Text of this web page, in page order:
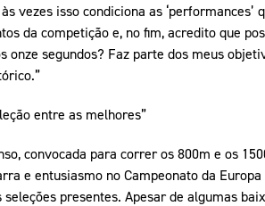
vezes isso condiciona as ‘performances’
da competição e, no fim, acredito que
segundos? Faz parte dos meus
entre as melhores”
convocada para correr os 800m e os
e entusiasmo no Campeonato da
presentes. Apesar de algumas